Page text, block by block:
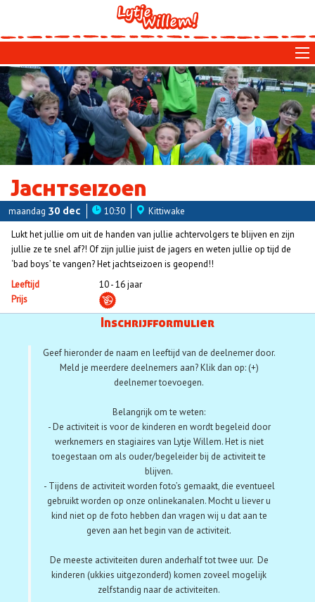
main
Jachtseizoen
maandag 30 dec 10:30
Kittiwake
Lukt het jullie om uit de handen van jullie achtervolgers te blijven en zijn
jullie ze te snel af?! Of zijn jullie juist de jagers en weten jullie op tijd de
‘bad boys’ te vangen? Het jachtseizoen is geopend!!
Leeftijd
10 - 16 jaar
Prijs
Inschrijfformulier
Geef hieronder de naam en leeftijd van de deelnemer door.
Meld je meerdere deelnemers aan? Klik dan op: (+)
deelnemer toevoegen.
Belangrijk om te weten:
- De activiteit is voor de kinderen en wordt begeleid door
werknemers en stagiaires van Lytje Willem. Het is niet
toegestaan om als ouder/begeleider bij de activiteit te
blijven.
- Tijdens de activiteit worden foto’s gemaakt, die eventueel
gebruikt worden op onze onlinekanalen. Mocht u liever u
kind niet op de foto hebben dan vragen wij u dat aan te
geven aan het begin van de activiteit.
De meeste activiteiten duren anderhalf tot twee uur. De
kinderen (ukkies uitgezonderd) komen zoveel mogelijk
zelfstandig naar de activiteiten.